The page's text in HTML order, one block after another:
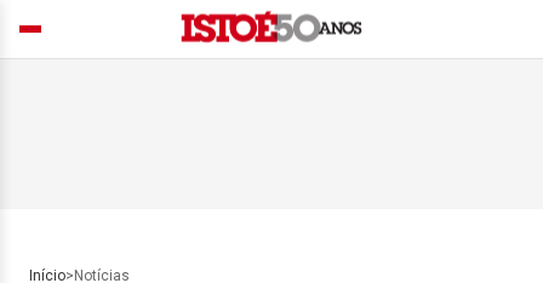
Início> Notícias